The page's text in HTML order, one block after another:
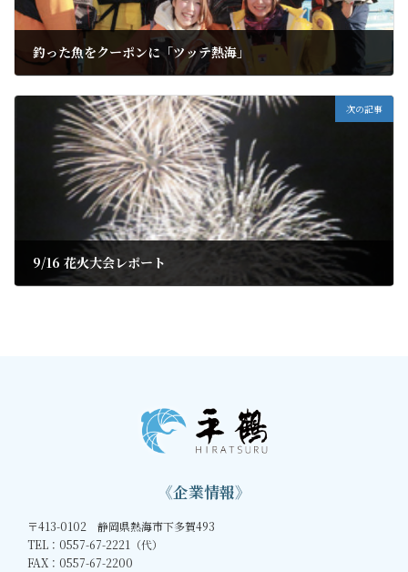
釣った魚をクーポンに「ツッテ熱海」
次の記事
9/16 花火大会レポート
《企業情報》
〒413-0102 静岡県熱海市下多賀493
TEL：0557-67-2221（代）
FAX：0557-67-2200